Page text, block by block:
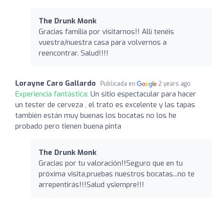
The Drunk Monk
Gracias familia por visitarnos!! Allí tenéis
vuestra/nuestra casa para volvernos a
reencontrar. Salud!!!!
Lorayne Caro Gallardo Publicada en 2 years ago
Experiencia fantástica: Un sitio espectacular para hacer
un tester de cerveza , el trato es excelente y las tapas
también están muy buenas los bocatas no los he
probado pero tienen buena pinta
The Drunk Monk
Gracias por tu valoración!!Seguro que en tu
próxima visita,pruebas nuestros bocatas...no te
arrepentirás!!!Salud ysiempre!!!